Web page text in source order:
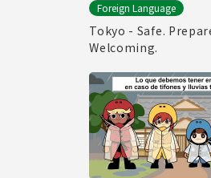
Foreign Language
Tokyo - Safe.
Welcoming.